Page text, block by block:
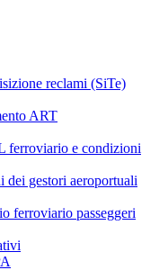
reclami (SiTe)
ART
ferroviario e condizioni
dei gestori aeroportuali
ferroviario passeggeri